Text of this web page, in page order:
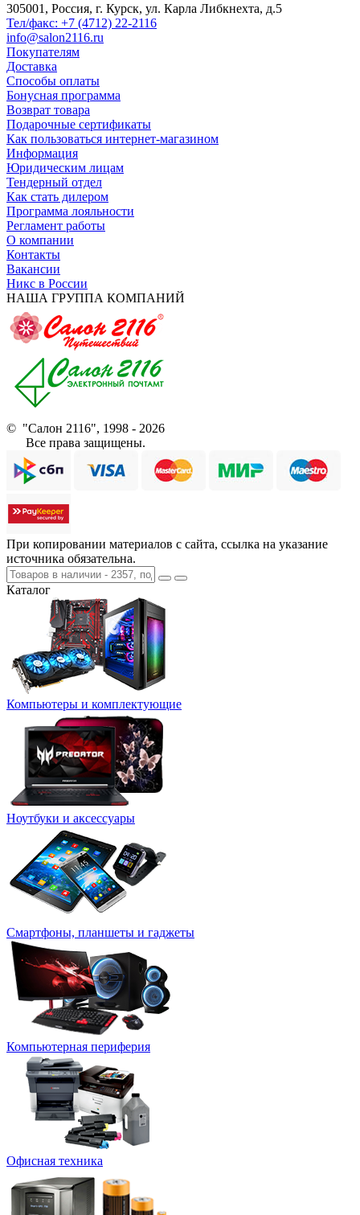
305001, Россия, г. Курск, ул. Карла Либкнехта, д.5
Тел/факс: +7 (4712) 22-2116
info@salon2116.ru
Покупателям
Доставка
Способы оплаты
Бонусная программа
Возврат товара
Подарочные сертификаты
Как пользоваться интернет-магазином
Информация
Юридическим лицам
Тендерный отдел
Как стать дилером
Программа лояльности
Регламент работы
О компании
Контакты
Вакансии
Никс в России
НАША ГРУППА КОМПАНИЙ
© "Салон 2116", 1998 - 2026
Все права защищены.
При копировании материалов с сайта, ссылка на указание
источника обязательна.
Каталог
Компьютеры и комплектующие
Ноутбуки и аксессуары
Смартфоны, планшеты и гаджеты
Компьютерная периферия
Офисная техника